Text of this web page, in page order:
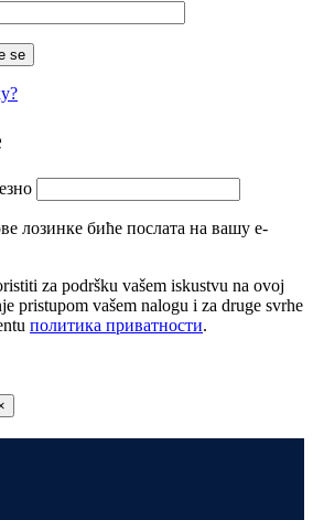
se
лозинке биће послата на вашу е-
za podršku vašem iskustvu na ovoj
pristupom vašem nalogu i za druge svrhe
политика приватности.